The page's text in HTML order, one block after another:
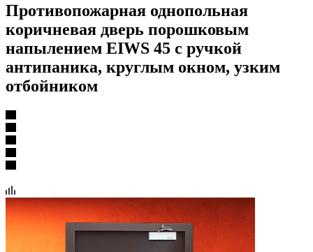
Противопожарная однопольная
коричневая дверь порошковым
напылением EIWS 45 с ручкой
антипаника, круглым окном, узким
отбойником